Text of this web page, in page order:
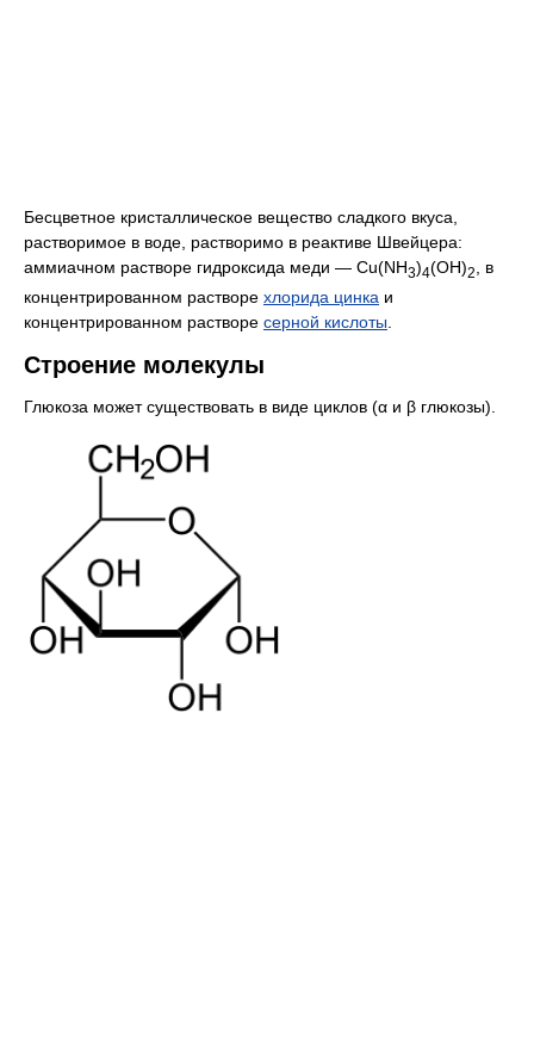
Бесцветное кристаллическое вещество сладкого вкуса,
растворимое в воде, растворимо в реактиве Швейцера:
аммиачном растворе гидроксида меди — Cu(NH3)4(OH)2
, в
концентрированном растворе хлорида цинка и
концентрированном растворе серной кислоты
Строение молекулы
Глюкоза может существовать в виде циклов (α и β глюкозы).